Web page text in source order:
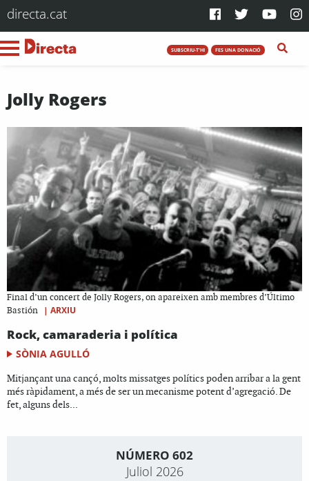
directa.cat
SUBSCRIU-T'HI FES UNA DONACIÓ
Jolly Rogers
Final d’un concert de Jolly Rogers, on apareixen amb membres d’Último
Bastión
| ARXIU
Rock, camaraderia i política
SÒNIA AGULLÓ
Mitjançant una cançó, molts missatges polítics poden arribar a la gent
més ràpidament, a més de ser un mecanisme potent d’agregació. De
fet, alguns dels...
NÚMERO 602
Juliol 2026